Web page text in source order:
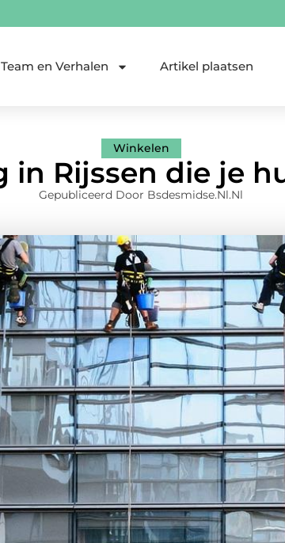
en Verhalen Artikel plaatsen
Winkelen
in Rijssen die je
Gepubliceerd Door Bsdesmidse.nl.nl